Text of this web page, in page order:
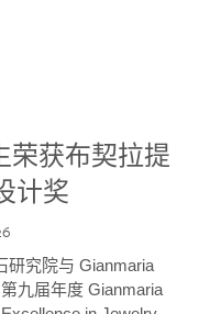
荣获布契拉提
计奖
研究院与 Gianmaria
九届年度 Gianmaria